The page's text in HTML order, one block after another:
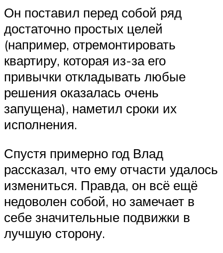
Он поставил перед собой ряд
достаточно простых целей
(например, отремонтировать
квартиру, которая из-за его
привычки откладывать любые
решения оказалась очень
запущена), наметил сроки их
исполнения.
Спустя примерно год Влад
рассказал, что ему отчасти удалось
измениться. Правда, он всё ещё
недоволен собой, но замечает в
себе значительные подвижки в
лучшую сторону.